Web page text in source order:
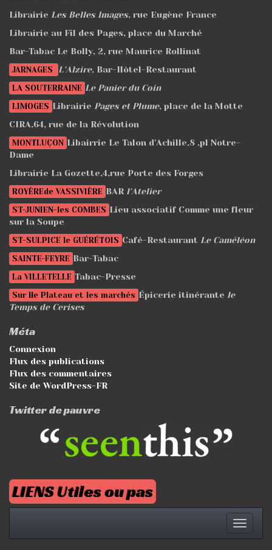
Librairie Les Belles Images, rue Eugène France
Librairie au Fil des Pages, place du Marché
Bar-Tabac Le Bolly, 2, rue Maurice Rollinat
JARNAGES L'Alzire, Bar-Hôtel-Restaurant
LA SOUTERRAINE Le Panier du Coin
LIMOGES Librairie Pages et Plume, place de la Motte
CIRA,64, rue de la Révolution
MONTLUÇON Libairrie Le Talon d'Achille,8 ,pl Notre-
Dame
Librairie La Gozette,4,rue Porte des Forges
ROYÈREde VASSIVIÈRE BAR l'Atelier
ST-JUNIEN-les COMBES Lieu associatif Comme une fleur
sur la Soupe
ST-SULPICE le GUÉRÉTOIS Café-Restaurant Le Caméléon
SAINTE-FEYRE Bar-Tabac
La VILLETELLE Tabac-Presse
Sur lle Plateau et les marchés Épicerie itinérante le
Temps de Cerises
Méta
Connexion
Flux des publications
Flux des commentaires
Site de WordPress-FR
Twitter de pauvre
LIENS Utiles ou pas
la